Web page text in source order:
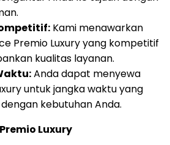
Kami menawarkan
Premio Luxury yang kompetitif
kualitas layanan.
Anda dapat menyewa
untuk jangka waktu yang
kebutuhan Anda.
Luxury